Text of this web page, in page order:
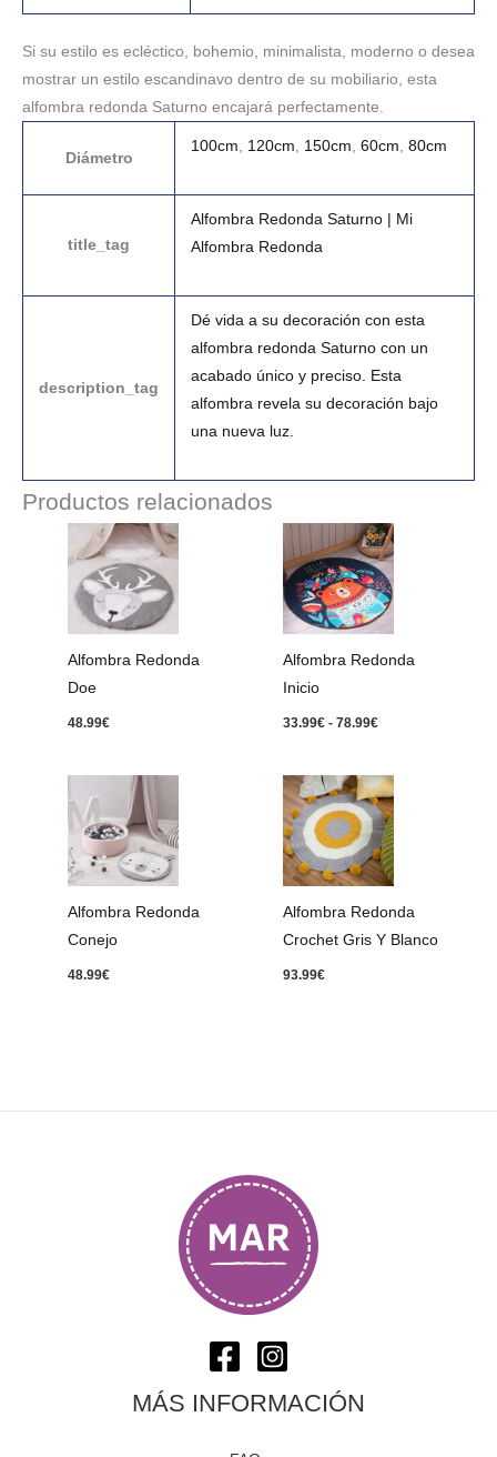
Si su estilo es ecléctico, bohemio, minimalista, moderno o desea
mostrar un estilo escandinavo dentro de su mobiliario, esta
alfombra redonda Saturno encajará perfectamente.
Diámetro
100cm 120cm 150cm 60cm 80cm
title_tag
Alfombra Redonda Saturno | Mi
Alfombra Redonda
description_tag
Dé vida a su decoración con esta
alfombra redonda Saturno con un
acabado único y preciso. Esta
alfombra revela su decoración bajo
una nueva luz.
Productos relacionados
Alfombra Redonda
Doe
48.99€
Alfombra Redonda
Inicio
33.99€ - 78.99€
Rango
de
precios:
desde
33.99€
hasta
78.99€
Alfombra Redonda
Conejo
48.99€
Alfombra Redonda
Crochet Gris Y Blanco
93.99€
MÁS INFORMACIÓN